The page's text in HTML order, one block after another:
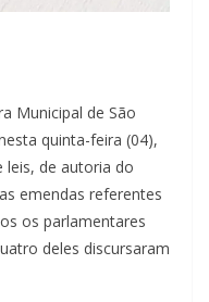
Municipal de São
quinta-feira (04),
de autoria do
emendas referentes
os parlamentares
deles discursaram